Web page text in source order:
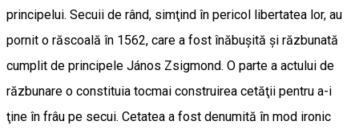
principelui. Secuii de rând, simţind în pericol libertatea lor, au
pornit o răscoală în 1562, care a fost înăbuşită şi răzbunată
cumplit de principele János Zsigmond. O parte a actului de
răzbunare o constituia tocmai construirea cetăţii pentru a-i
ţine în frâu pe secui. Cetatea a fost denumită în mod ironic